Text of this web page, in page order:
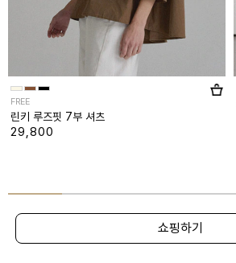
FREE
린키 루즈핏 7부 셔츠
29,800
쇼핑하기